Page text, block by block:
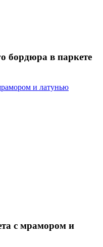
бордюра в паркете
с мрамором и